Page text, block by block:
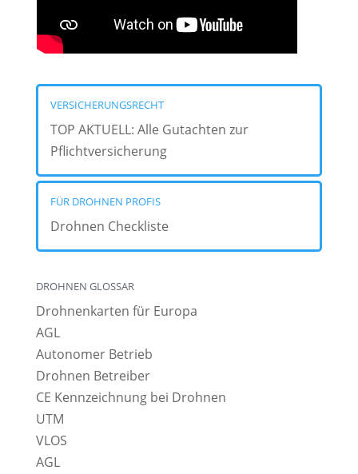
VERSICHERUNGSRECHT
TOP AKTUELL: Alle Gutachten zur
Pflichtversicherung
FÜR DROHNEN PROFIS
Drohnen Checkliste
DROHNEN GLOSSAR
Drohnenkarten für Europa
AGL
Autonomer Betrieb
Drohnen Betreiber
CE Kennzeichnung bei Drohnen
UTM
VLOS
AGL